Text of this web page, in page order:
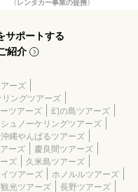
〈レンタカー事業の提携〉
サポートする
紹介
ーズ
ングツアーズ
ツアーズ
幻の島ツアーズ
ュノーケリングツアーズ
沖縄やんばるツアーズ
ーズ
慶良間ツアーズ
ズ
久米島ツアーズ
ツアーズ
ホノルルツアーズ
光ツアーズ 長野ツアーズ